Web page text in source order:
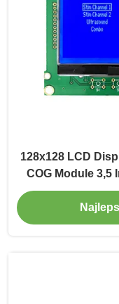
128x128 LCD
COG Module 3,5